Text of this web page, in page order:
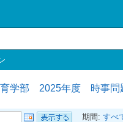
学部 2025年度 時事問
期間: すべ